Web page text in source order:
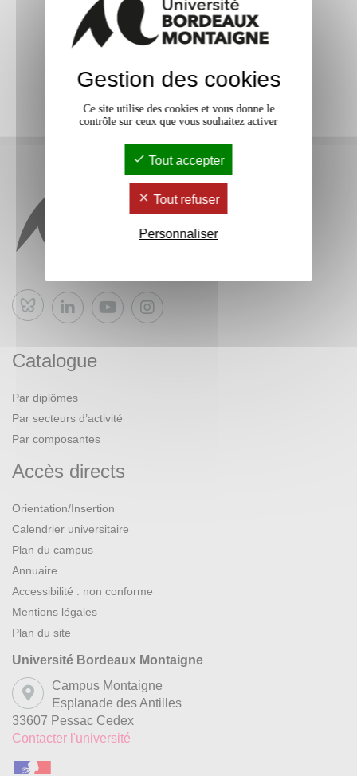
Bluesky
Catalogue
Par diplômes
Par secteurs d’activité
Par composantes
Accès directs
Orientation/Insertion
Calendrier universitaire
Plan du campus
Annuaire
Accessibilité : non conforme
Mentions légales
Plan du site
Université Bordeaux Montaigne
Campus Montaigne
Esplanade des Antilles
33607 Pessac Cedex
Contacter l'université
Gestion des cookies
Ce site utilise des cookies et vous donne le
contrôle sur ceux que vous souhaitez activer
Tout accepter
Tout refuser
Personnaliser